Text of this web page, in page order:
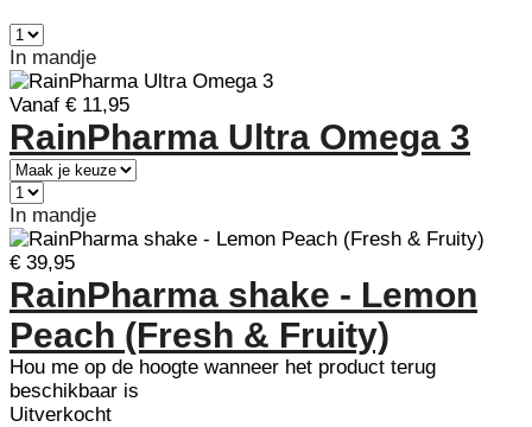
In mandje
Vanaf € 11,95
RainPharma Ultra Omega 3
In mandje
€ 39,95
RainPharma shake - Lemon
Peach (Fresh & Fruity)
Hou me op de hoogte wanneer het product terug
beschikbaar is
Uitverkocht